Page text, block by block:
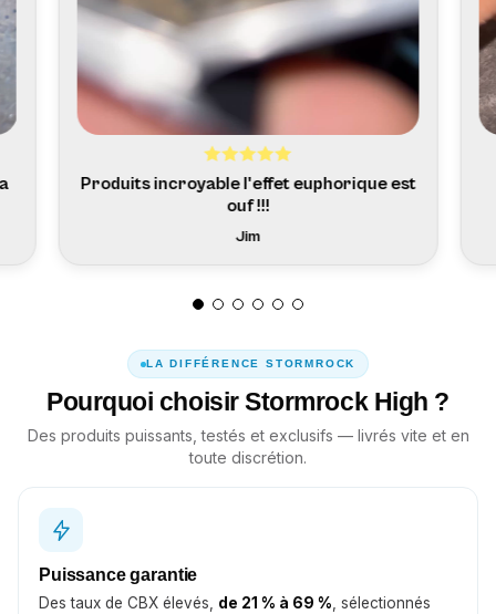
Produits incroyable l'effet euphorique est
ouf !!!
Jim
LA DIFFÉRENCE STORMROCK
Pourquoi choisir Stormrock High ?
Des produits puissants, testés et exclusifs — livrés vite et en
toute discrétion.
Puissance garantie
Des taux de CBX élevés, de 21 % à 69 %, sélectionnés